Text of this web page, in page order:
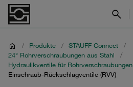
/ Produkte / STAUFF Connect
/
24° Rohrverschraubungen aus Stahl
/
Hydraulikventile für Rohrverschraubungen
Einschraub-Rückschlagventile (RVV)